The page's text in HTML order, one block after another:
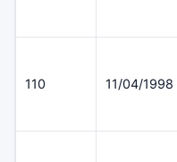
110 11/04/1998